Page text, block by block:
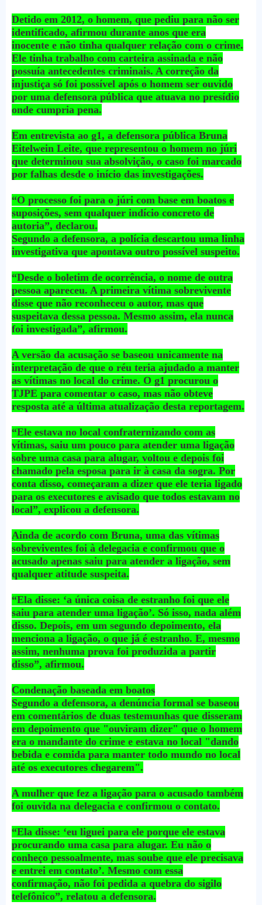
Detido em 2012, o homem, que pediu para não ser
identificado, afirmou durante anos que era
inocente e não tinha qualquer relação com o crime.
Ele tinha trabalho com carteira assinada e não
possuía antecedentes criminais. A correção da
injustiça só foi possível após o homem ser ouvido
por uma defensora pública que atuava no presídio
onde cumpria pena.
Em entrevista ao g1, a defensora pública Bruna
Eitelwein Leite, que representou o homem no júri
que determinou sua absolvição, o caso foi marcado
por falhas desde o início das investigações.
“O processo foi para o júri com base em boatos e
suposições, sem qualquer indício concreto de
autoria”, declarou.
Segundo a defensora, a polícia descartou uma linha
investigativa que apontava outro possível suspeito.
“Desde o boletim de ocorrência, o nome de outra
pessoa apareceu. A primeira vítima sobrevivente
disse que não reconheceu o autor, mas que
suspeitava dessa pessoa. Mesmo assim, ela nunca
foi investigada”, afirmou.
A versão da acusação se baseou unicamente na
interpretação de que o réu teria ajudado a manter
as vítimas no local do crime. O g1 procurou o
TJPE para comentar o caso, mas não obteve
resposta até a última atualização desta reportagem.
“Ele estava no local confraternizando com as
vítimas, saiu um pouco para atender uma ligação
sobre uma casa para alugar, voltou e depois foi
chamado pela esposa para ir à casa da sogra. Por
conta disso, começaram a dizer que ele teria ligado
para os executores e avisado que todos estavam no
local”, explicou a defensora.
Ainda de acordo com Bruna, uma das vítimas
sobreviventes foi à delegacia e confirmou que o
acusado apenas saiu para atender a ligação, sem
qualquer atitude suspeita.
“Ela disse: ‘a única coisa de estranho foi que ele
saiu para atender uma ligação’. Só isso, nada além
disso. Depois, em um segundo depoimento, ela
menciona a ligação, o que já é estranho. E, mesmo
assim, nenhuma prova foi produzida a partir
disso”, afirmou.
Condenação baseada em boatos
Segundo a defensora, a denúncia formal se baseou
em comentários de duas testemunhas que disseram
em depoimento que "ouviram dizer" que o homem
era o mandante do crime e estava no local "dando
bebida e comida para manter todo mundo no local
até os executores chegarem".
A mulher que fez a ligação para o acusado também
foi ouvida na delegacia e confirmou o contato.
“Ela disse: ‘eu liguei para ele porque ele estava
procurando uma casa para alugar. Eu não o
conheço pessoalmente, mas soube que ele precisava
e entrei em contato’. Mesmo com essa
confirmação, não foi pedida a quebra do sigilo
telefônico”, relatou a defensora.